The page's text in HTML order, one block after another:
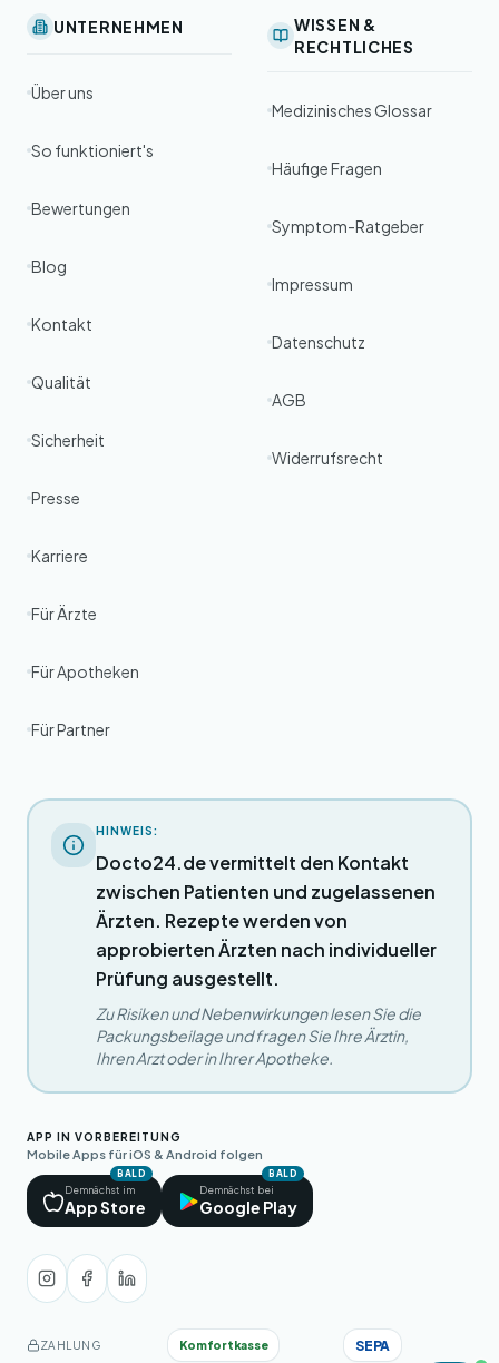
UNTERNEHMEN
Über uns
So funktioniert's
Bewertungen
Blog
Kontakt
Qualität
Sicherheit
Presse
Karriere
Für Ärzte
Für Apotheken
Für Partner
WISSEN &
RECHTLICHES
Medizinisches Glossar
Häufige Fragen
Symptom-Ratgeber
Impressum
Datenschutz
AGB
Widerrufsrecht
HINWEIS:
Docto24.de vermittelt den Kontakt
zwischen Patienten und zugelassenen
Ärzten. Rezepte werden von
approbierten Ärzten nach individueller
Prüfung ausgestellt.
Zu Risiken und Nebenwirkungen lesen Sie die
Packungsbeilage und fragen Sie Ihre Ärztin,
Ihren Arzt oder in Ihrer Apotheke.
APP IN VORBEREITUNG
Mobile Apps für iOS & Android folgen
BALD
Demnächst im
App Store
BALD
Demnächst bei
Google Play
ZAHLUNG Komfortkasse SEPA